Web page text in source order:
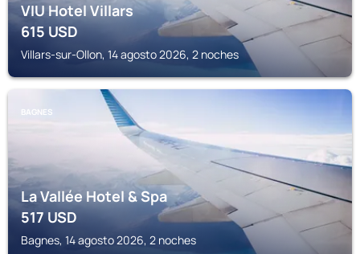
VIU Hotel Villars
615USD
Villars-sur-Ollon, 14 agosto 2026, 2 noches
BAGNES
La Vallée Hotel & Spa
517USD
Bagnes, 14 agosto 2026, 2 noches